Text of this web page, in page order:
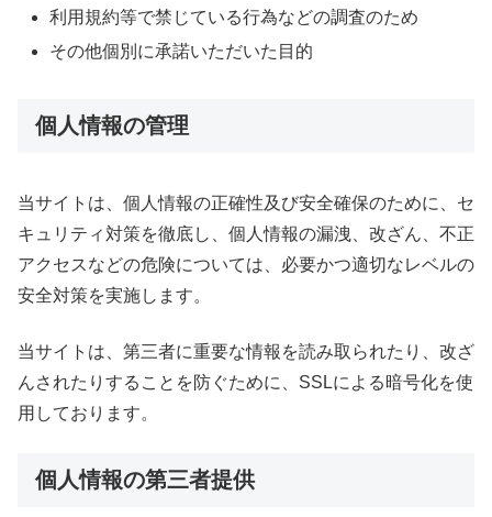
利用規約等で禁じている行為などの調査のため
その他個別に承諾いただいた目的
個人情報の管理
当サイトは、個人情報の正確性及び安全確保のために、セ
キュリティ対策を徹底し、個人情報の漏洩、改ざん、不正
アクセスなどの危険については、必要かつ適切なレベルの
安全対策を実施します。
当サイトは、第三者に重要な情報を読み取られたり、改ざ
んされたりすることを防ぐために、SSLによる暗号化を使
用しております。
個人情報の第三者提供